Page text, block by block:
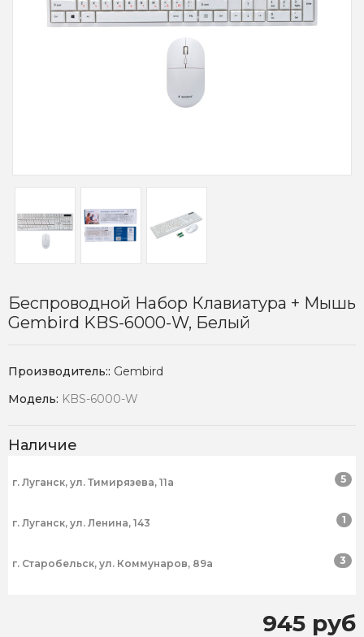
Беспроводной Набор Клавиатура + Мышь
Gembird KBS-6000-W, Белый
Производитель:: Gembird
Модель: KBS-6000-W
Наличие
г. Луганск, ул. Тимирязева, 11а 5
г. Луганск, ул. Ленина, 143 1
г. Старобельск, ул. Коммунаров, 89а 3
945 руб